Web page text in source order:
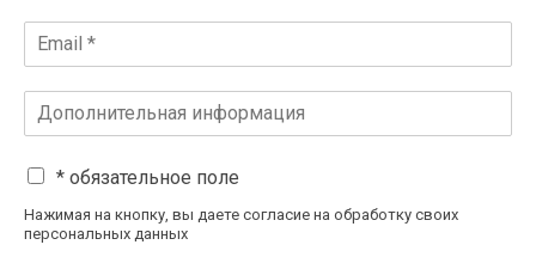
* обязательное поле
Нажимая на кнопку, вы даете согласие на обработку своих
персональных данных